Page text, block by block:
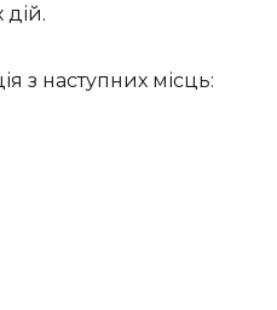
з наступних місць: